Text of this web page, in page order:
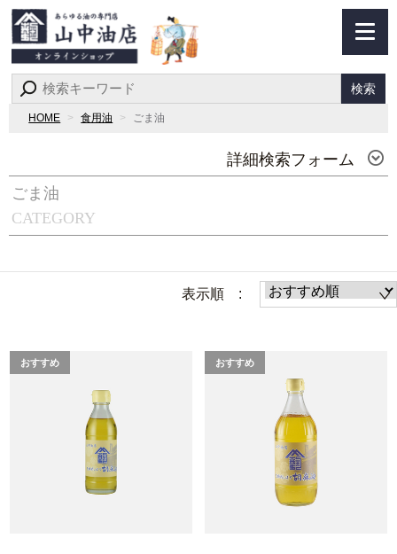
検索
HOME 食用油 ごま油
詳細検索フォーム
CATEGORY
ごま油
表示順 :